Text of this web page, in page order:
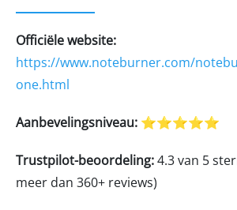
Officiële website:
https://www.noteburner.com/
one.html
Aanbevelingsniveau: ⭐⭐⭐⭐⭐
Trustpilot-beoordeling:4.3 van 5
meer dan 360+ reviews)